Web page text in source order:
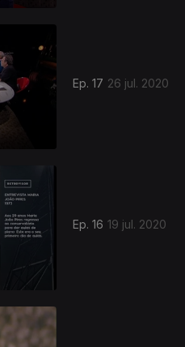
Ep. 17 26 jul. 2020
Ep. 16 19 jul. 2020